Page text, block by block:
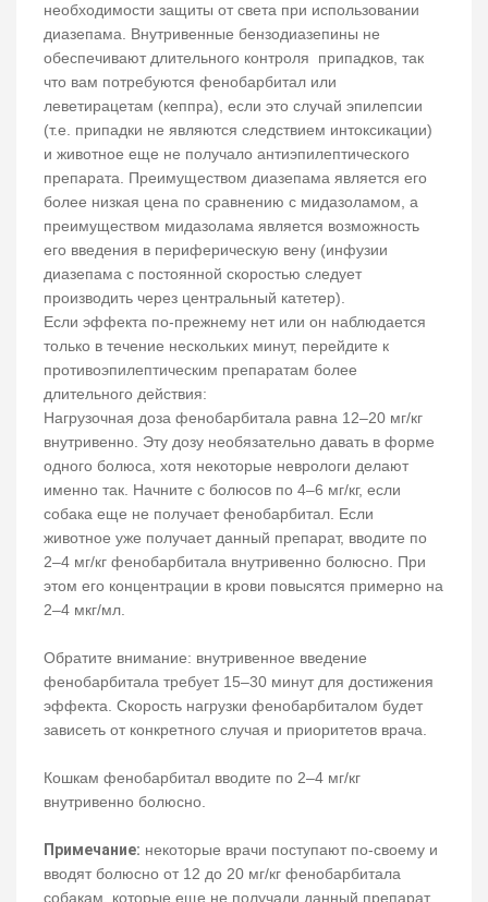
необходимости защиты от света при использовании
диазепама. Внутривенные бензодиазепины не
обеспечивают длительного контроля припадков, так
что вам потребуются фенобарбитал или
леветирацетам (кеппра), если это случай эпилепсии
(т.е. припадки не являются следствием интоксикации)
и животное еще не получало антиэпилептического
препарата. Преимуществом диазепама является его
более низкая цена по сравнению с мидазоламом, а
преимуществом мидазолама является возможность
его введения в периферическую вену (инфузии
диазепама с постоянной скоростью следует
производить через центральный катетер).
Если эффекта по-прежнему нет или он наблюдается
только в течение нескольких минут, перейдите к
противоэпилептическим препаратам более
длительного действия:
Нагрузочная доза фенобарбитала равна 12–20 мг/кг
внутривенно. Эту дозу необязательно давать в форме
одного болюса, хотя некоторые неврологи делают
именно так. Начните с болюсов по 4–6 мг/кг, если
собака еще не получает фенобарбитал. Если
животное уже получает данный препарат, вводите по
2–4 мг/кг фенобарбитала внутривенно болюсно. При
этом его концентрации в крови повысятся примерно на
2–4 мкг/мл.
Обратите внимание: внутривенное введение
фенобарбитала требует 15–30 минут для достижения
эффекта. Скорость нагрузки фенобарбиталом будет
зависеть от конкретного случая и приоритетов врача.
Кошкам фенобарбитал вводите по 2–4 мг/кг
внутривенно болюсно.
Примечание: некоторые врачи поступают по-своему и
вводят болюсно от 12 до 20 мг/кг фенобарбитала
собакам, которые еще не получали данный препарат.